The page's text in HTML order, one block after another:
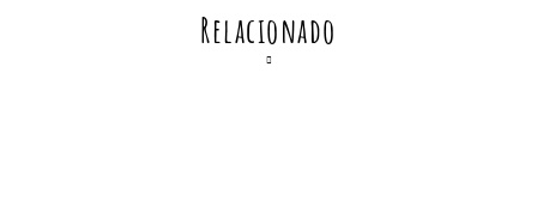
Relacionado